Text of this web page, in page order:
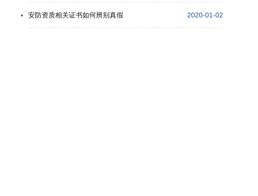
安防资质相关证书如何辨别真假 2020-01-02